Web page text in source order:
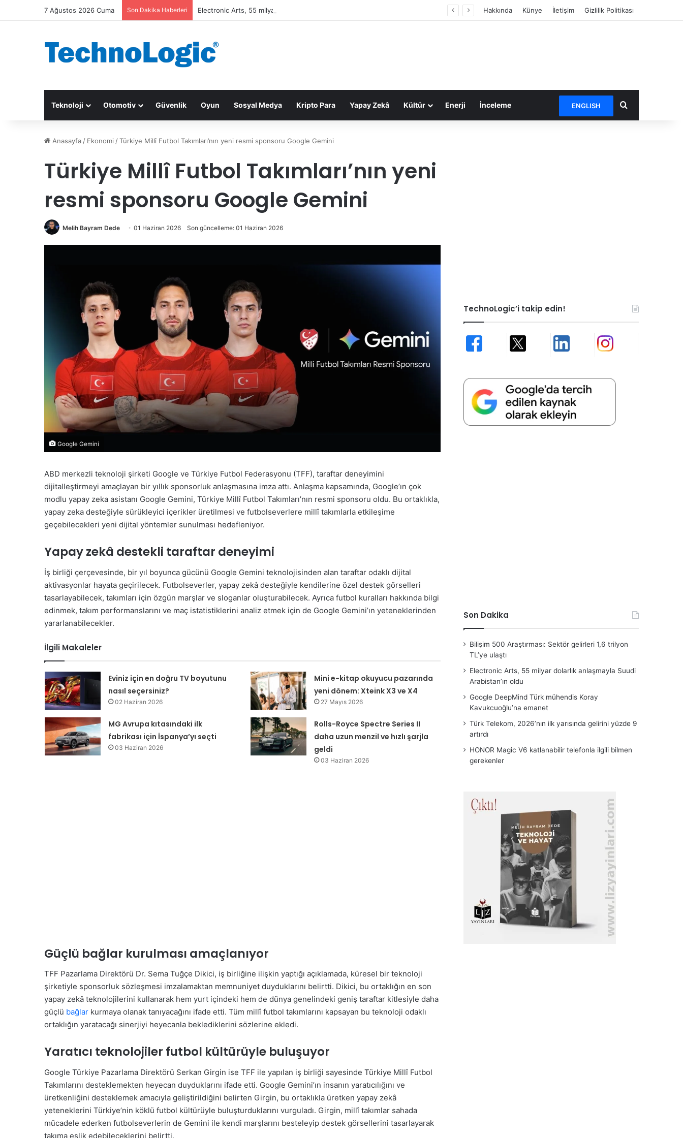
7 Ağustos 2026 Cuma Son Dakika Haberleri Electronic Arts, 55 milyar dolarlık anlaşmayla Suudi Arabistan’ın oldu Hakkında Künye İletişim Gizlilik Politikası
Teknoloji Otomotiv Güvenlik Oyun Sosyal Medya Kripto Para Yapay Zekâ Kültür Enerji İnceleme ENGLISH Arama yap ...
Anasayfa / Ekonomi /Türkiye Millî Futbol Takımları’nın yeni resmi sponsoru Google Gemini
Türkiye Millî Futbol Takımları’nın yeni
resmi sponsoru Google Gemini
Melih Bayram Dede 01 Haziran 2026 Son güncelleme: 01 Haziran 2026
Google Gemini
ABD merkezli teknoloji şirketi Google ve Türkiye Futbol Federasyonu (TFF), taraftar deneyimini
dijitalleştirmeyi amaçlayan bir yıllık sponsorluk anlaşmasına imza attı. Anlaşma kapsamında, Google’ın çok
modlu yapay zeka asistanı Google Gemini, Türkiye Millî Futbol Takımları’nın resmi sponsoru oldu. Bu ortaklıkla,
yapay zeka desteğiyle sürükleyici içerikler üretilmesi ve futbolseverlere millî takımlarla etkileşime
geçebilecekleri yeni dijital yöntemler sunulması hedefleniyor.
Yapay zekâ destekli taraftar deneyimi
İş birliği çerçevesinde, bir yıl boyunca gücünü Google Gemini teknolojisinden alan taraftar odaklı dijital
aktivasyonlar hayata geçirilecek. Futbolseverler, yapay zekâ desteğiyle kendilerine özel destek görselleri
tasarlayabilecek, takımları için özgün marşlar ve sloganlar oluşturabilecek. Ayrıca futbol kuralları hakkında bilgi
edinmek, takım performanslarını ve maç istatistiklerini analiz etmek için de Google Gemini’ın yeteneklerinden
yararlanabilecekler.
İlgili Makaleler
Eviniz için en doğru TV boyutunu
nasıl seçersiniz?
02 Haziran 2026
Mini e-kitap okuyucu pazarında
yeni dönem: Xteink X3 ve X4
27 Mayıs 2026
MG Avrupa kıtasındaki ilk
fabrikası için İspanya’yı seçti
03 Haziran 2026
Rolls-Royce Spectre Series II
daha uzun menzil ve hızlı şarjla
geldi
03 Haziran 2026
Güçlü bağlar kurulması amaçlanıyor
TFF Pazarlama Direktörü Dr. Sema Tuğçe Dikici, iş birliğine ilişkin yaptığı açıklamada, küresel bir teknoloji
şirketiyle sponsorluk sözleşmesi imzalamaktan memnuniyet duyduklarını belirtti. Dikici, bu ortaklığın en son
yapay zekâ teknolojilerini kullanarak hem yurt içindeki hem de dünya genelindeki geniş taraftar kitlesiyle daha
güçlü bağlar kurmaya olanak tanıyacağını ifade etti. Tüm millî futbol takımlarını kapsayan bu teknoloji odaklı
ortaklığın yaratacağı sinerjiyi heyecanla beklediklerini sözlerine ekledi.
Yaratıcı teknolojiler futbol kültürüyle buluşuyor
Google Türkiye Pazarlama Direktörü Serkan Girgin ise TFF ile yapılan iş birliği sayesinde Türkiye Millî Futbol
Takımlarını desteklemekten heyecan duyduklarını ifade etti. Google Gemini’ın insanın yaratıcılığını ve
üretkenliğini desteklemek amacıyla geliştirildiğini belirten Girgin, bu ortaklıkla üretken yapay zekâ
yeteneklerini Türkiye’nin köklü futbol kültürüyle buluşturduklarını vurguladı. Girgin, millî takımlar sahada
mücadele ederken futbolseverlerin de Gemini ile kendi marşlarını besteleyip destek görsellerini tasarlayarak
takıma eşlik edebileceklerini belirtti.
TechnoLogic’i takip edin!
Son Dakika
Bilişim 500 Araştırması: Sektör gelirleri 1,6 trilyon
TL’ye ulaştı
Electronic Arts, 55 milyar dolarlık anlaşmayla Suudi
Arabistan’ın oldu
Google DeepMind Türk mühendis Koray
Kavukcuoğlu’na emanet
Türk Telekom, 2026’nın ilk yarısında gelirini yüzde 9
artırdı
HONOR Magic V6 katlanabilir telefonla ilgili bilmen
gerekenler